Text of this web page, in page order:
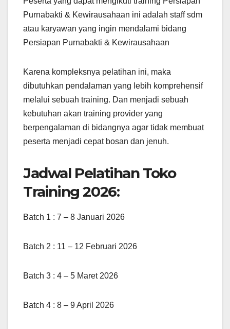
Purnabakti & Kewirausahaan ini adalah staff sdm
atau karyawan yang ingin mendalami bidang
Persiapan Purnabakti & Kewirausahaan
Karena kompleksnya pelatihan ini, maka
dibutuhkan pendalaman yang lebih komprehensif
melalui sebuah training. Dan menjadi sebuah
kebutuhan akan training provider yang
berpengalaman di bidangnya agar tidak membuat
peserta menjadi cepat bosan dan jenuh.
Jadwal Pelatihan Toko
Training 2026:
Batch 1 : 7 – 8 Januari 2026
Batch 2 : 11 – 12 Februari 2026
Batch 3 : 4 – 5 Maret 2026
Batch 4 : 8 – 9 April 2026